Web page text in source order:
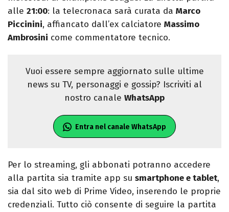
alle 21:00: la telecronaca sarà curata da Marco
Piccinini, affiancato dall’ex calciatore Massimo
Ambrosini come commentatore tecnico.
Vuoi essere sempre aggiornato sulle ultime
news su TV, personaggi e gossip? Iscriviti al
nostro canale WhatsApp
Entra nel canale WhatsApp
Per lo streaming, gli abbonati potranno accedere
alla partita sia tramite app su smartphone e tablet,
sia dal sito web di Prime Video, inserendo le proprie
credenziali. Tutto ciò consente di seguire la partita